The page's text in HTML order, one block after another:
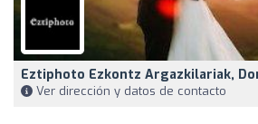
Eztiphoto Ezkontz Argazkilariak,
Ver dirección y datos de contacto